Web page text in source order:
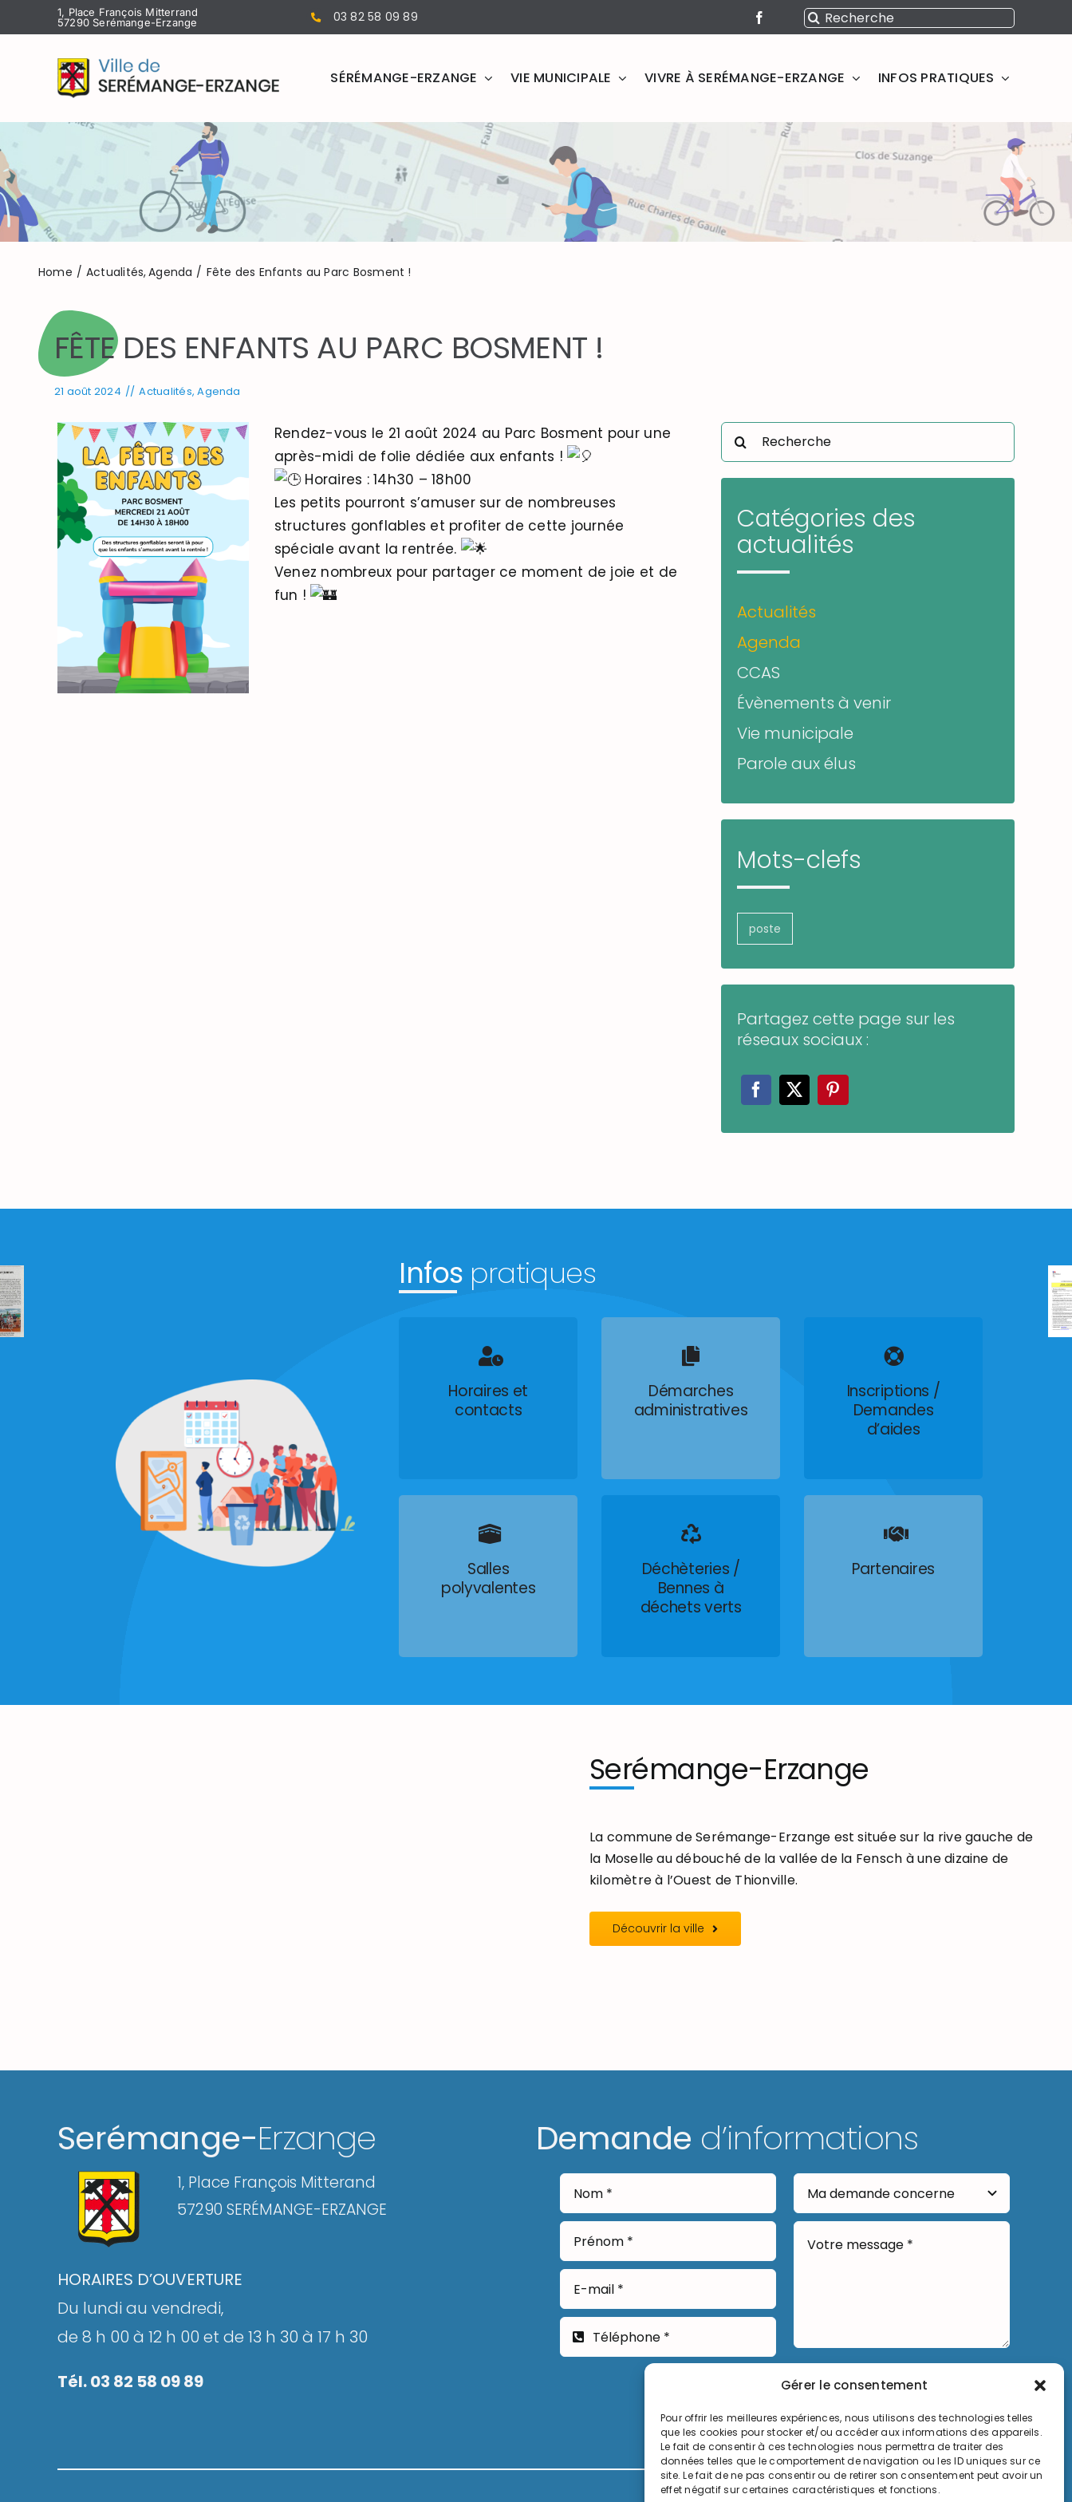
Gérer le consentement
Pour offrir les meilleures expériences, nous utilisons des technologies telles
que les cookies pour stocker et/ou accéder aux informations des appareils.
Le fait de consentir à ces technologies nous permettra de traiter des
données telles que le comportement de navigation ou les ID uniques sur ce
site. Le fait de ne pas consentir ou de retirer son consentement peut avoir un
effet négatif sur certaines caractéristiques et fonctions.
au
1, Place François Mitterrand
57290 Serémange-Erzange
03 82 58 09 89 Rechercher:
SÉRÉMANGE-ERZANGE VIE MUNICIPALE VIVRE À SERÉMANGE-ERZANGE INFOS PRATIQUES
Home Actualités Agenda Fête des Enfants au Parc Bosment !
FÊTE DES ENFANTS AU PARC BOSMENT !
21 août 2024 // Actualités,Agenda
Rendez-vous le 21 août 2024 au Parc Bosment pour une
après-midi de folie dédiée aux enfants !
Horaires : 14h30 – 18h00
Les petits pourront s’amuser sur de nombreuses
structures gonflables et profiter de cette journée
spéciale avant la rentrée.
Venez nombreux pour partager ce moment de joie et de
fun !
Rechercher:
Catégories des
actualités
Actualités
Agenda
CCAS
Évènements à venir
Vie municipale
Parole aux élus
Mots-clefs
poste
Partagez cette page sur les
réseaux sociaux :
Infos pratiques
Horaires et
contacts
Démarches
administratives
Inscriptions /
Demandes
d’aides
Salles
polyvalentes
Déchèteries /
Bennes à
déchets verts
Partenaires
Serémange-Erzange
La commune de Serémange-Erzange est située sur la rive gauche de
la Moselle au débouché de la vallée de la Fensch à une dizaine de
kilomètre à l’Ouest de Thionville.
Découvrir la ville
Serémange-Erzange
1, Place François Mitterand
57290 SERÉMANGE-ERZANGE
HORAIRES D’OUVERTURE
Du lundi au vendredi,
de 8 h 00 à 12 h 00 et de 13 h 30 à 17 h 30
Tél. 03 82 58 09 89
Demande d’informations
Envoyer